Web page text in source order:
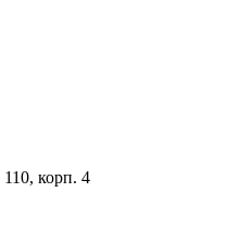
корп. 4